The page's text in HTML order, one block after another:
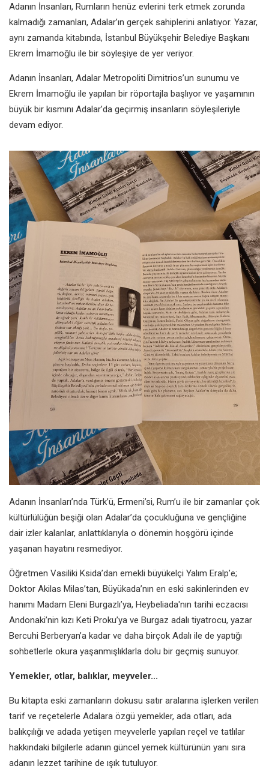
Adanın İnsanları, Rumların henüz evlerini terk etmek zorunda
kalmadığı zamanları, Adalar’ın gerçek sahiplerini anlatıyor. Yazar,
aynı zamanda kitabında, İstanbul Büyükşehir Belediye Başkanı
Ekrem İmamoğlu ile bir söyleşiye de yer veriyor.
Adanın İnsanları, Adalar Metropoliti Dimitrios’un sunumu ve
Ekrem İmamoğlu ile yapılan bir röportajla başlıyor ve yaşamının
büyük bir kısmını Adalar’da geçirmiş insanların söyleşileriyle
devam ediyor.
Adanın İnsanları’nda Türk’ü, Ermeni’si, Rum’u ile bir zamanlar çok
kültürlülüğün beşiği olan Adalar’da çocukluğuna ve gençliğine
dair izler kalanlar, anlattıklarıyla o dönemin hoşgörü içinde
yaşanan hayatını resmediyor.
Öğretmen Vasiliki Ksida’dan emekli büyükelçi Yalım Eralp’e;
Doktor Akilas Milas’tan, Büyükada’nın en eski sakinlerinden ev
hanımı Madam Eleni Burgazlı’ya, Heybeliada'nın tarihi eczacısı
Andonaki’nin kızı Keti Proku’ya ve Burgaz adalı tiyatrocu, yazar
Bercuhi Berberyan’a kadar ve daha birçok Adalı ile de yaptığı
sohbetlerle okura yaşanmışlıklarla dolu bir geçmiş sunuyor.
Yemekler, otlar, balıklar, meyveler...
Bu kitapta eski zamanların dokusu satır aralarına işlerken verilen
tarif ve reçetelerle Adalara özgü yemekler, ada otları, ada
balıkçılığı ve adada yetişen meyvelerle yapılan reçel ve tatlılar
hakkındaki bilgilerle adanın güncel yemek kültürünün yanı sıra
adanın lezzet tarihine de ışık tutuluyor.